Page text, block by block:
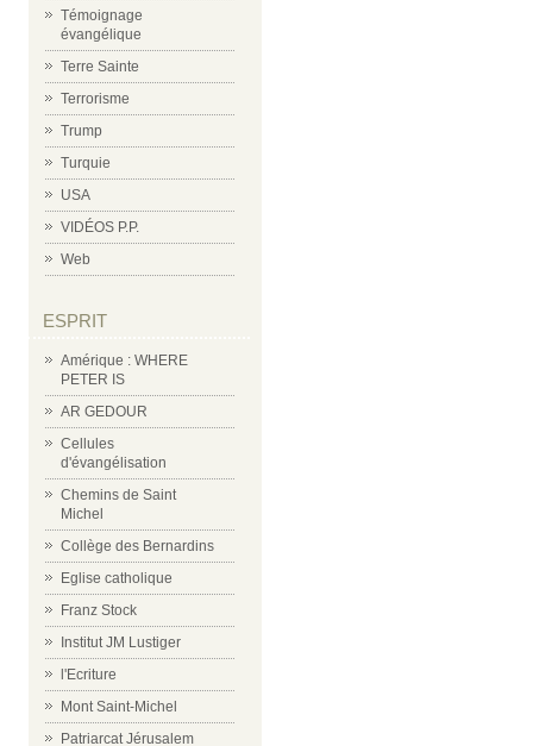
Témoignage
évangélique
Terre Sainte
Terrorisme
Trump
Turquie
USA
VIDÉOS P.P.
Web
ESPRIT
Amérique : WHERE
PETER IS
AR GEDOUR
Cellules
d'évangélisation
Chemins de Saint
Michel
Collège des Bernardins
Eglise catholique
Franz Stock
Institut JM Lustiger
l'Ecriture
Mont Saint-Michel
Patriarcat Jérusalem